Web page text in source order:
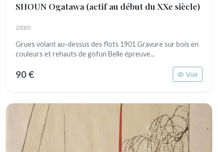
SHOUN Ogatawa (actif au début du XXe siècle)
23020
Grues volant au-dessus des flots 1901 Gravure sur bois en
couleurs et rehauts de gofun Belle épreuve...
90 € Voir